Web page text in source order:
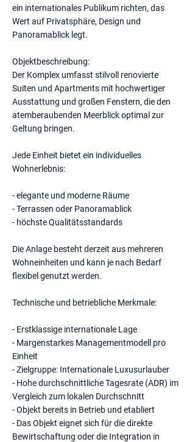
ein internationales Publikum richten, das
Wert auf Privatsphäre, Design und
Panoramablick legt.
Objektbeschreibung:
Der Komplex umfasst stilvoll renovierte
Suiten und Apartments mit hochwertiger
Ausstattung und großen Fenstern, die den
atemberaubenden Meerblick optimal zur
Geltung bringen.
Jede Einheit bietet ein individuelles
Wohnerlebnis:
- elegante und moderne Räume
- Terrassen oder Panoramablick
- höchste Qualitätsstandards
Die Anlage besteht derzeit aus mehreren
Wohneinheiten und kann je nach Bedarf
flexibel genutzt werden.
Technische und betriebliche Merkmale:
- Erstklassige internationale Lage
- Margenstarkes Managementmodell pro
Einheit
- Zielgruppe: Internationale Luxusurlauber
- Hohe durchschnittliche Tagesrate (ADR) im
Vergleich zum lokalen Durchschnitt
- Objekt bereits in Betrieb und etabliert
- Das Objekt eignet sich für die direkte
Bewirtschaftung oder die Integration in